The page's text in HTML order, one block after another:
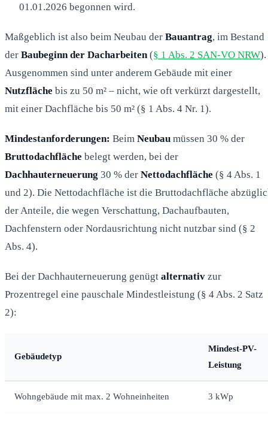
01.01.2026 begonnen wird.
Maßgeblich ist also beim Neubau der Bauantrag, im Bestand
der Baubeginn der Dacharbeiten (§ 1 Abs. 2 SAN-VO NRW).
Ausgenommen sind unter anderem Gebäude mit einer
Nutzfläche bis zu 50 m² – nicht, wie oft verkürzt dargestellt,
mit einer Dachfläche bis 50 m² (§ 1 Abs. 4 Nr. 1).
Mindestanforderungen: Beim Neubau müssen 30 % der
Bruttodachfläche belegt werden, bei der
Dachhauterneuerung 30 % der Nettodachfläche (§ 4 Abs. 1
und 2). Die Nettodachfläche ist die Bruttodachfläche
der Anteile, die wegen Verschattung, Dachaufbauten,
Dachfenstern oder Nordausrichtung nicht nutzbar sind (§ 2
Abs. 4).
Bei der Dachhauterneuerung genügt alternativ zur
Prozentregel eine pauschale Mindestleistung (§ 4 Abs. 2 Satz
2):
Gebäudetyp
Mindest-PV-
Leistung
Wohngebäude mit max. 2 Wohneinheiten 3 kWp